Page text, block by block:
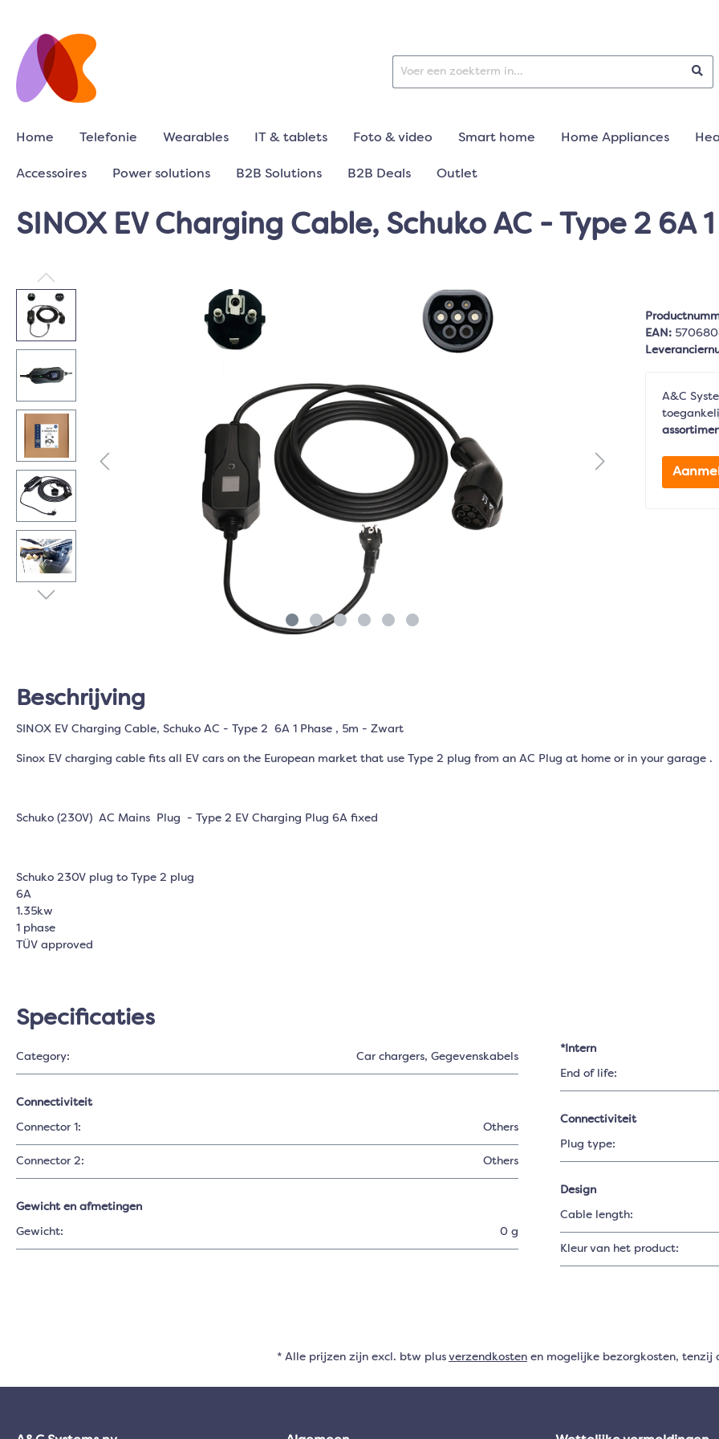
Home Telefonie Wearables IT & tablets Foto & video Smart home Home Appliances
Accessoires Power solutions B2B Solutions B2B Deals Outlet
SINOX EV Charging Cable, Schuko AC - Type 2 6A
EAN:
A&C
Beschrijving
SINOX EV Charging Cable, Schuko AC - Type 2 6A 1 Phase , 5m - Zwart
Sinox EV charging cable fits all EV cars on the European market that use Type 2 plug from an AC Plug at home or in your garage .
Schuko (230V) AC Mains Plug - Type 2 EV Charging Plug 6A fixed
Schuko 230V plug to Type 2 plug
6A
1.35kw
1 phase
TÜV approved
Specificaties
Category: Car chargers, Gegevenskabels
*Intern
End of life:
Connectiviteit
Connector 1: Others
Connector 2: Others
Connectiviteit
Plug type:
Design
Cable length:
Kleur van het product:
Gewicht en afmetingen
Gewicht: 0 g
* Alle prijzen zijn excl. btw plus verzendkosten en mogelijke bezorgkosten, tenzij